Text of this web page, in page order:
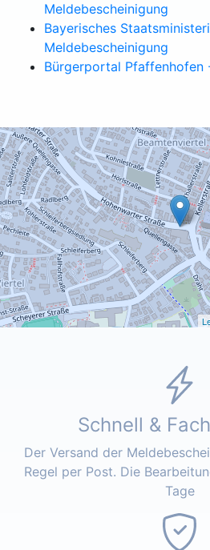
Meldebescheinigung
Bayerisches
Meldebescheinigung
Bürgerportal Pfaffenhofen
Schnell &
Der Versand der
Regel per Post. Die
Tage